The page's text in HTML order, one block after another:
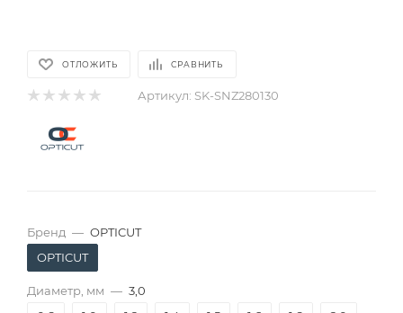
ОТЛОЖИТЬ СРАВНИТЬ
Артикул: SK-SNZ280130
Бренд — OPTICUT
OPTICUT
Диаметр, мм — 3,0